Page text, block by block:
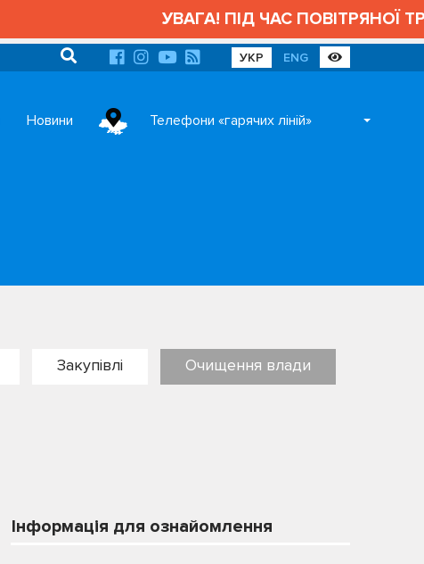
УВАГА! ПІД ЧАС ПОВІТРЯНОЇ
УКР ENG
Новини Телефони «гарячих ліній»
Закупівлі Очищення влади
Інформація для ознайомлення